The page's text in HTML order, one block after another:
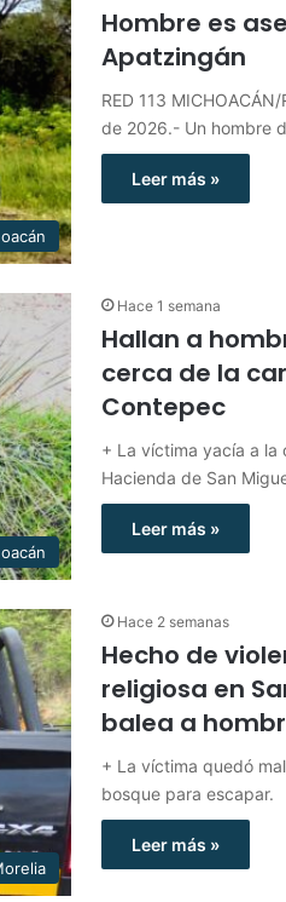
Hombre es
Apatzingán
RED 113
de 2026.- Un hombre
Leer más »
Hace 1 semana
Hallan a
cerca de la
Contepec
+ La víctima yacía a la
Hacienda de San
Leer más »
Hace 2 semanas
Hecho de
religiosa en
balea a
+ La víctima quedó
bosque para escapar.
Leer más »